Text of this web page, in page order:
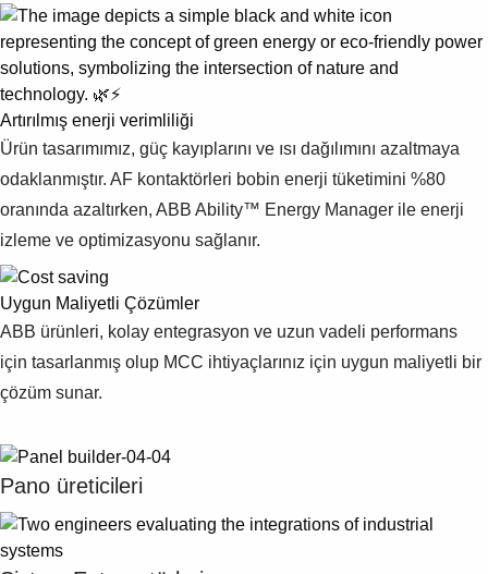
Artırılmış enerji verimliliği
Ürün tasarımımız, güç kayıplarını ve ısı dağılımını azaltmaya
odaklanmıştır. AF kontaktörleri bobin enerji tüketimini %80
oranında azaltırken, ABB Ability™ Energy Manager ile enerji
izleme ve optimizasyonu sağlanır.
Uygun Maliyetli Çözümler
ABB ürünleri, kolay entegrasyon ve uzun vadeli performans
için tasarlanmış olup MCC ihtiyaçlarınız için uygun maliyetli bir
çözüm sunar.
Pano üreticileri